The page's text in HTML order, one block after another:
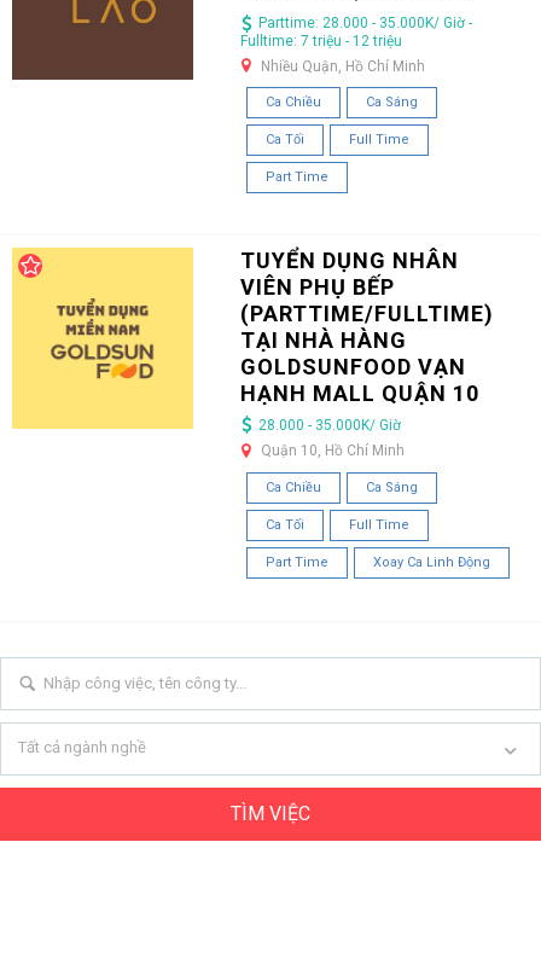
Parttime: 28.000 - 35.000K/ Giờ -
Fulltime: 7 triệu - 12 triệu
Nhiều Quận, Hồ Chí Minh
Ca Chiều Ca Sáng
Ca Tối Full Time
Part Time
TUYỂN DỤNG NHÂN
VIÊN PHỤ BẾP
(PARTTIME/FULLTIME)
TẠI NHÀ HÀNG
GOLDSUNFOOD VẠN
HẠNH MALL QUẬN 10
28.000 - 35.000K/ Giờ
Quận 10, Hồ Chí Minh
Ca Chiều Ca Sáng
Ca Tối Full Time
Part Time Xoay Ca Linh Động
Tất cả ngành nghề